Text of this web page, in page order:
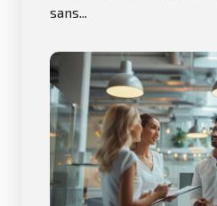
sans...